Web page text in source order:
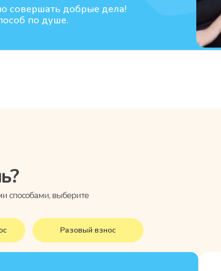
совершать добрые дела!
по душе.
способами, выберите
Разовый взнос